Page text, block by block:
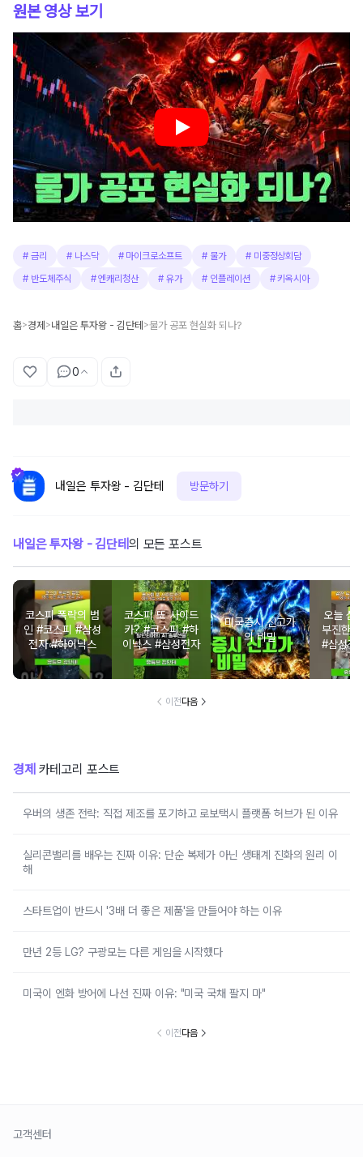
원본 영상 보기
# 금리 # 나스닥 # 마이크로소프트 # 물가 # 미중정상회담
# 반도체주식 #엔캐리청산 #유가 # 인플레이션 #키옥시아
홈>경제 >내일은 투자왕 - 김단테 >물가 공포 현실화 되나?
0
내일은 투자왕 - 김단테 방문하기
내일은 투자왕 - 김단테 의 모든 포스트
코스피 폭락의 범
인 #코스피 #삼성
전자 #하이닉스
코스피 또 사이드
카? #코스피 #하
이닉스 #삼성전자
미국증시 신고가
의 비밀
오늘 삼
부진한
#삼성전
닉스 #
이전다음
경제 카테고리 포스트
우버의 생존 전략: 직접 제조를 포기하고 로보택시 플랫폼 허브가 된 이유
실리콘밸리를 배우는 진짜 이유: 단순 복제가 아닌 생태계 진화의 원리 이
해
스타트업이 반드시 '3배 더 좋은 제품'을 만들어야 하는 이유
만년 2등 LG? 구광모는 다른 게임을 시작했다
미국이 엔화 방어에 나선 진짜 이유: "미국 국채 팔지 마"
이전다음
고객센터